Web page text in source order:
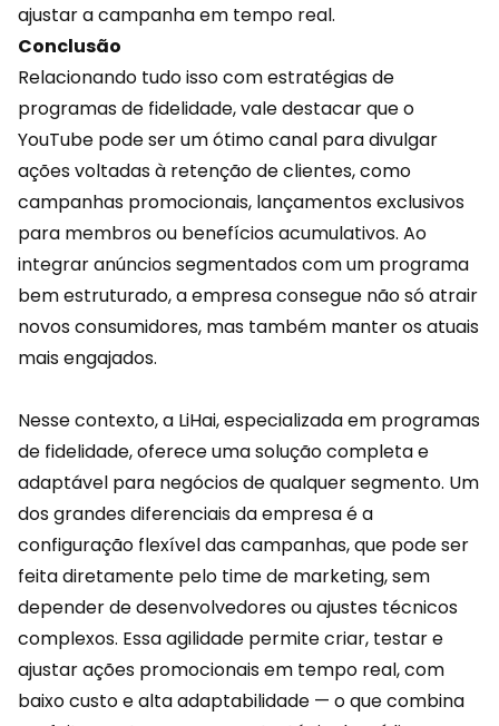
ajustar a campanha em tempo real.
Conclusão
Relacionando tudo isso com estratégias de
programas de fidelidade, vale destacar que o
YouTube pode ser um ótimo canal para divulgar
ações voltadas à retenção de clientes, como
campanhas promocionais, lançamentos exclusivos
para membros ou benefícios acumulativos. Ao
integrar anúncios segmentados com um programa
bem estruturado, a empresa consegue não só atrair
novos consumidores, mas também manter os atuais
mais engajados.
Nesse contexto, a LiHai, especializada em programas
de fidelidade, oferece uma solução completa e
adaptável para negócios de qualquer segmento. Um
dos grandes diferenciais da empresa é a
configuração flexível das campanhas, que pode ser
feita diretamente pelo time de marketing, sem
depender de desenvolvedores ou ajustes técnicos
complexos. Essa agilidade permite criar, testar e
ajustar ações promocionais em tempo real, com
baixo custo e alta adaptabilidade — o que combina